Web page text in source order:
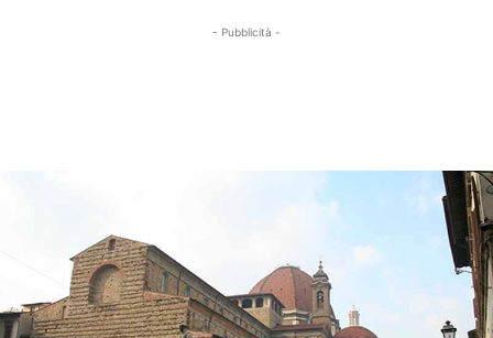
- Pubblicità -